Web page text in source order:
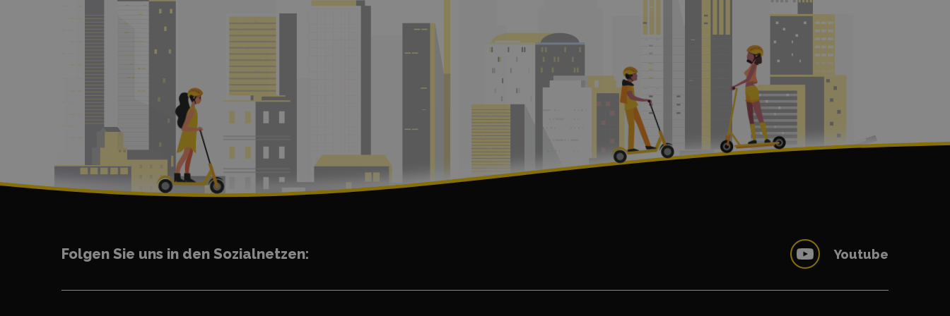
Folgen Sie uns in den Sozialnetzen: Youtube